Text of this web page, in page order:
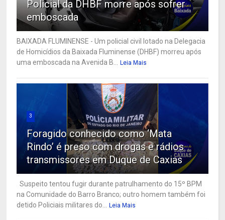
Policial da DHBF morre após sofrer
emboscada
BAIXADA FLUMINENSE - Um policial civil lotado na Delegacia
de Homicídios da Baixada Fluminense (DHBF) morreu após
uma emboscada na Avenida B...
Leia Mais
3
Foragido conhecido como ‘Mata
Rindo’ é preso com drogas e rádios
transmissores em Duque de Caxias
Suspeito tentou fugir durante patrulhamento do 15º BPM
na Comunidade do Barro Branco; outro homem também foi
detido Policiais militares do...
Leia Mais